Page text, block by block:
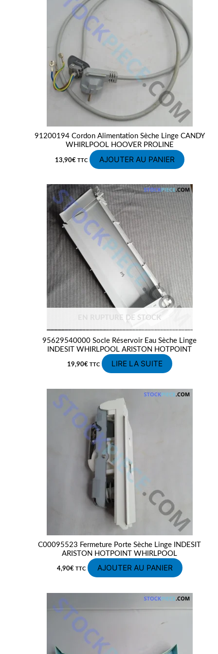
91200194 Cordon Alimentation Sèche Linge CANDY
WHIRLPOOL HOOVER PROLINE
13,90€ TTC AJOUTER AU PANIER
EN RUPTURE DE STOCK
95629540000 Socle Réservoir Eau Sèche Linge
INDESIT WHIRLPOOL ARISTON HOTPOINT
19,90€ TTC LIRE LA SUITE
C00095523 Fermeture Porte Sèche Linge INDESIT
ARISTON HOTPOINT WHIRLPOOL
4,90€ TTC AJOUTER AU PANIER